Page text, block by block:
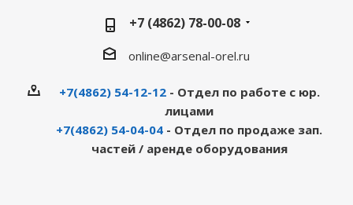
+7 (4862) 78-00-08
online@arsenal-orel.ru
+7(4862) 54-12-12- Отдел по работе с юр.
лицами
+7(4862) 54-04-04 - Отдел по продаже зап.
частей / аренде оборудования